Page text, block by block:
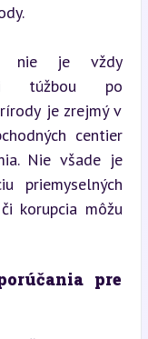
nie je vždy
túžbou po
je zrejmý v
centier
Nie všade je
priemyselných
korupcia môžu
pre